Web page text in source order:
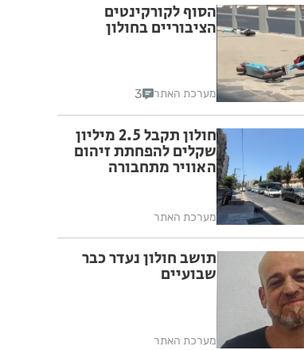
הסוף לקורקינטים
הציבוריים בחולון
מערכת האתר 3
חולון תקבל 2.5 מיליון
שקלים להפחתת זיהום
האוויר מתחבורה
מערכת האתר
תושב חולון נעדר כבר
שבועיים
מערכת האתר